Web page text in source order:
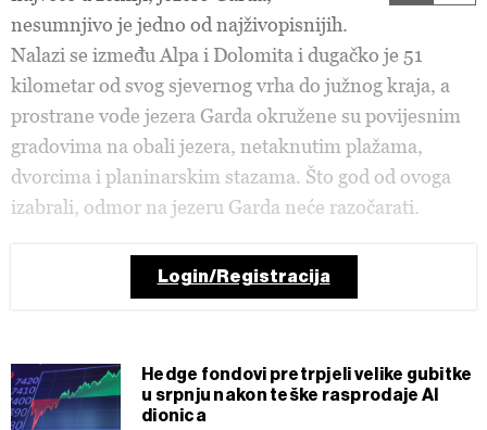
nesumnjivo je jedno od najživopisnijih.
Nalazi se između Alpa i Dolomita i dugačko je 51
kilometar od svog sjevernog vrha do južnog kraja, a
prostrane vode jezera Garda okružene su povijesnim
gradovima na obali jezera, netaknutim plažama,
dvorcima i planinarskim stazama. Što god od ovoga
izabrali, odmor na jezeru Garda neće razočarati.
Login/Registracija
Hedge fondovi pretrpjeli velike gubitke
u srpnju nakon teške rasprodaje AI
dionica